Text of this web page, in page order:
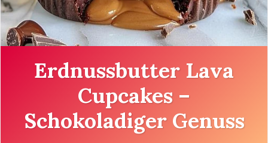
Erdnussbutter Lava
Cupcakes –
Schokoladiger Genuss